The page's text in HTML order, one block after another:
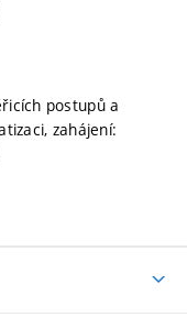
postupů a
zahájení: